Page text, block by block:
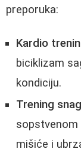
preporuka:
Kardio
biciklizam
kondiciju.
Trening
sopstvenom
mišiće i